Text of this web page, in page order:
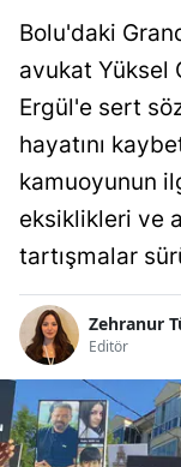
Bolu'daki
avukat Yüksel
Ergül'e sert
hayatını
kamuoyunun
eksiklikleri ve
tartışmalar
Zehranur
Editör